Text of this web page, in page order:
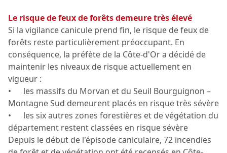
Le risque de feux de forêts demeure très élevé
Si la vigilance canicule prend fin, le risque de feux de
forêts reste particulièrement préoccupant. En
conséquence, la préfète de la Côte-d'Or a décidé de
maintenir les niveaux de risque actuellement en
vigueur :
• les massifs du Morvan et du Seuil Bourguignon –
Montagne Sud demeurent placés en risque très sévère
• les six autres zones forestières et de végétation du
département restent classées en risque sévère
Depuis le début de l'épisode caniculaire, 72 incendies